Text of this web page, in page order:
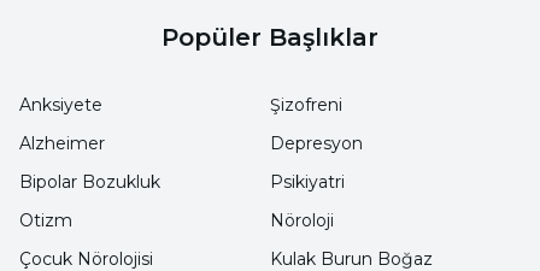
Hastanede ressam olan daha pek çok isim
Sonradan sanatçı olan şizofrenle profesyonel
sanatçı arasındaki farklılıkları sorguladığımızda
ilk aklımıza gelenler, kendini ifade etmesi,
yaratma dürtüsü, ölümsüz olma isteği olabilir.
Popüler Başlıklar
Anksiyete
Alzheimer
Bipolar Bozukluk
Otizm
Çocuk Nörolojisi
Şizofreni
Depresyon
Psikiyatri
Nöroloji
Kulak Burun Boğaz